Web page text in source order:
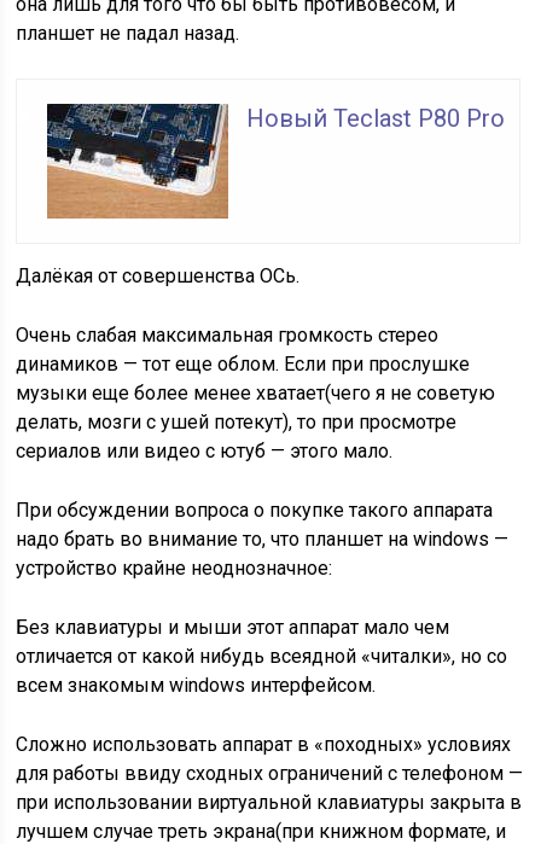
планшет не падал назад.
Новый Teclast P80 Pro
Далёкая от совершенства ОСь.
Очень слабая максимальная громкость стерео
динамиков — тот еще облом. Если при прослушке
музыки еще более менее хватает(чего я не советую
делать, мозги с ушей потекут), то при просмотре
сериалов или видео с ютуб — этого мало.
При обсуждении вопроса о покупке такого аппарата
надо брать во внимание то, что планшет на windows —
устройство крайне неоднозначное:
Без клавиатуры и мыши этот аппарат мало чем
отличается от какой нибудь всеядной «читалки», но со
всем знакомым windows интерфейсом.
Сложно использовать аппарат в «походных» условиях
для работы ввиду сходных ограничений с телефоном —
при использовании виртуальной клавиатуры закрыта в
лучшем случае треть экрана(при книжном формате, и